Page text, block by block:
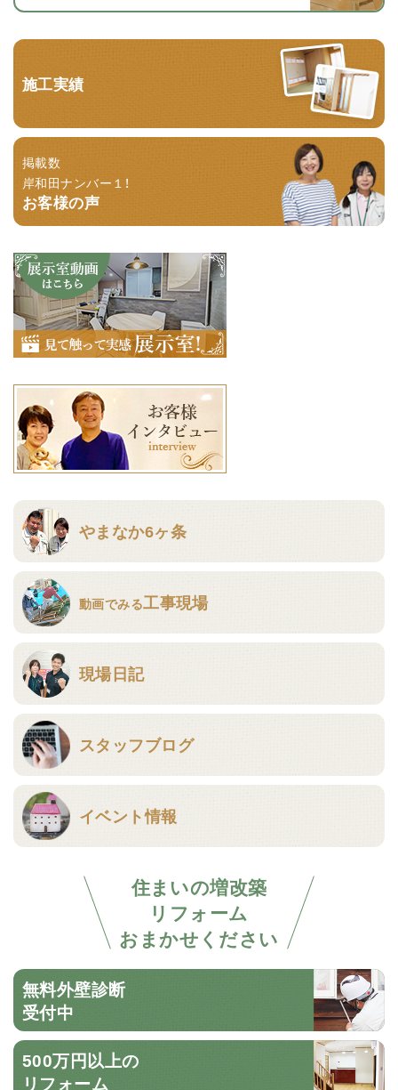
施工実績
掲載数
岸和田ナンバー１！
お客様の声
やまなか6ヶ条
動画でみる工事現場
現場日記
スタッフブログ
イベント情報
住まいの増改築
リフォーム
おまかせください
無料外壁診断
受付中
500万円以上の
リフォーム